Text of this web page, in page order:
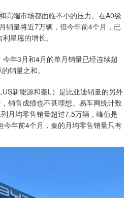
端市场都面临不小的压力。在A0级
销量将近7万辆，但今年前4个月，已
星愿的增长。
年3月和4月的单月销量已经连续超
销量之和。
新能源和秦L）是比亚迪销量的另外
销售成绩也不甚理想。易车网统计数
月均零售销量超过7.5万辆，峰值是
年前4个月，秦的月均零售销量只有